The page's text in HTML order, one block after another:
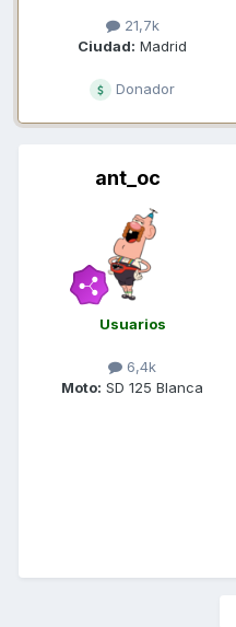
21,7k
Ciudad: Madrid
Donador
ant_oc
Usuarios
6,4k
Moto: SD 125 Blanca